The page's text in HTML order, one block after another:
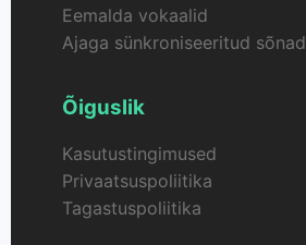
Eemalda vokaalid
Ajaga sünkroniseeritud sõnad
Õiguslik
Kasutustingimused
Privaatsuspoliitika
Tagastuspoliitika